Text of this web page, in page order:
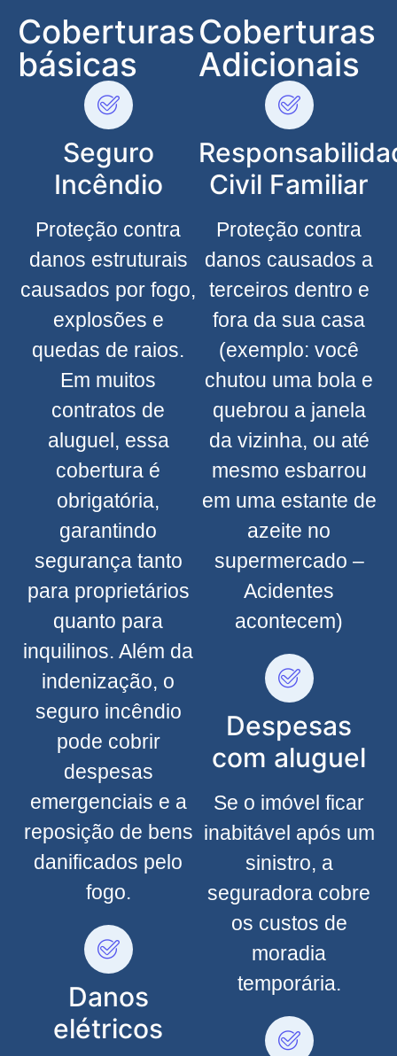
Coberturas
básicas
Seguro
Incêndio
Proteção contra
danos estruturais
causados por fogo,
explosões e
quedas de raios.
Em muitos
contratos de
aluguel, essa
cobertura é
obrigatória,
garantindo
segurança tanto
para proprietários
quanto para
inquilinos. Além da
indenização, o
seguro incêndio
pode cobrir
despesas
emergenciais e a
reposição de bens
danificados pelo
fogo.
Danos
elétricos
Coberturas
Adicionais
Civil Familiar
Proteção contra
danos causados a
terceiros dentro e
fora da sua casa
(exemplo: você
chutou uma bola e
quebrou a janela
da vizinha, ou até
mesmo esbarrou
em uma estante de
azeite no
supermercado –
Acidentes
acontecem)
Despesas
com aluguel
Se o imóvel ficar
inabitável após um
sinistro, a
seguradora cobre
os custos de
moradia
temporária.